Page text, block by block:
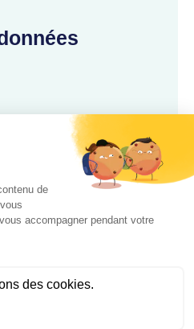
?
:
à but non lucratif – Déclarée le